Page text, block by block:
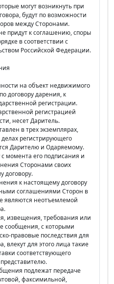
могут возникнуть при
будут по возможности
между Сторонами.
придут к соглашению, споры
в соответствии с
Российской Федерации.
на объект недвижимого
договору дарения, к
регистрации.
регистрацией
несет Даритель.
в трех экземплярах,
регистрирующего
Дарителю и Одаряемому.
с момента его подписания и
Сторонами своих
договору.
к настоящему договору
соглашениями Сторон в
являются неотъемлемой
извещения, требования или
сообщения, с которыми
правовые последствия для
влекут для этого лица такие
соответствующего
подлежат передаче
факсимильной,